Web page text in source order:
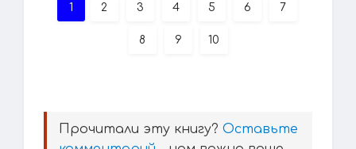
1 2 3 4 5 6 7
8 9 10
Прочитали эту книгу? Оставьте